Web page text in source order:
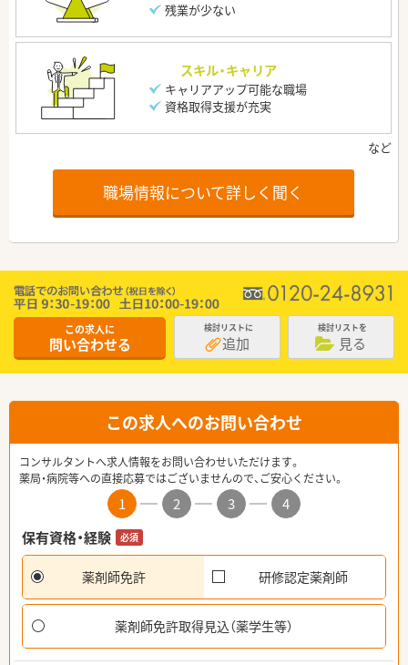
残業が少ない
スキル・キャリア
キャリアアップ可能な職場
資格取得支援が充実
職場情報について詳しく聞く
この求人に
問い合わせる
検討リストに
追加
検討リストを
見る
この求人へのお問い合わせ
コンサルタントへ求人情報をお問い合わせいただけます。
薬局・病院等への直接応募ではございませんので、ご安心ください。
1 2 3
4
保有資格・経験
必須
薬剤師免許 研修認定薬剤師
薬剤師免許取得見込（薬学生等）